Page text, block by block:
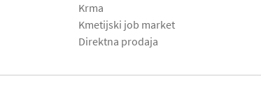
Krma
Kmetijski job market
Direktna prodaja